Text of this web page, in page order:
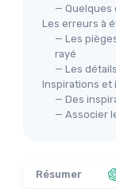
— Quelques
Les erreurs à
— Les
rayé
— Les
Inspirations et
— Des
— Associer
Résumer